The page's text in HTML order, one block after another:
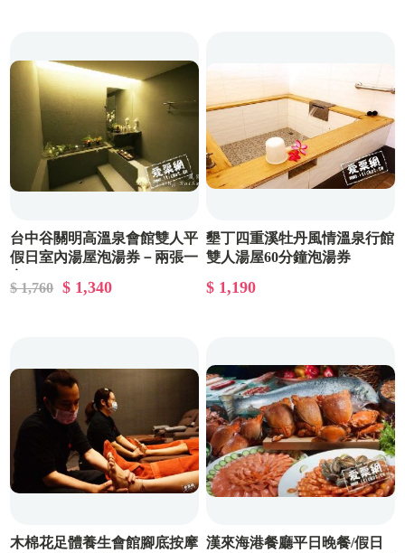
台中谷關明高溫泉會館雙人平
假日室內湯屋泡湯券－兩張一
$ 1,760 $ 1,340
墾丁四重溪牡丹風情溫泉行館
雙人湯屋60分鐘泡湯券
$ 1,190
木棉花足體養生會館腳底按摩 漢來海港餐廳平日晚餐/假日